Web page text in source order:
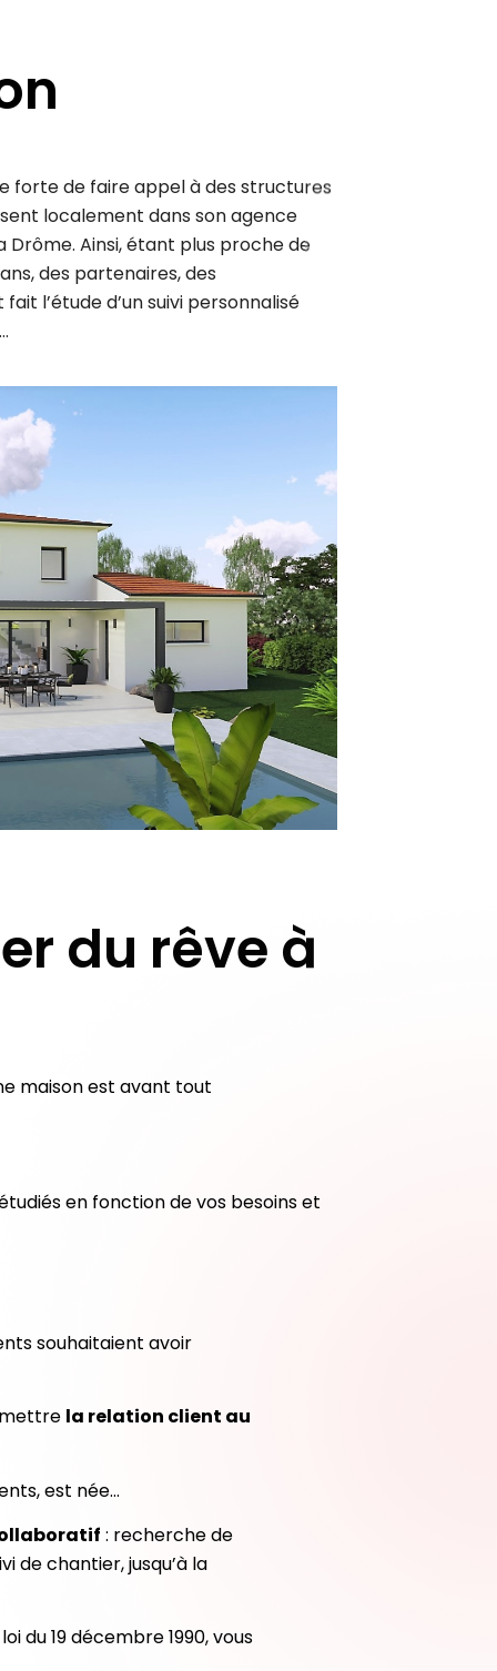
localement dans son agence
Ainsi, étant plus proche de
des partenaires, des
l’étude d’un suivi personnalisé
du rêve à
maison est avant tout
en fonction de vos besoins et
souhaitaient avoir
la relation client au
est née…
: recherche de
de chantier, jusqu’à la
du 19 décembre 1990, vous